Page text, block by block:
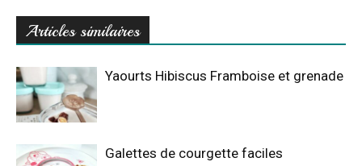
Articles similaires
Yaourts Hibiscus Framboise et grenade
Galettes de courgette faciles